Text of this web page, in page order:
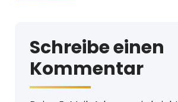
Schreibe einen
Kommentar